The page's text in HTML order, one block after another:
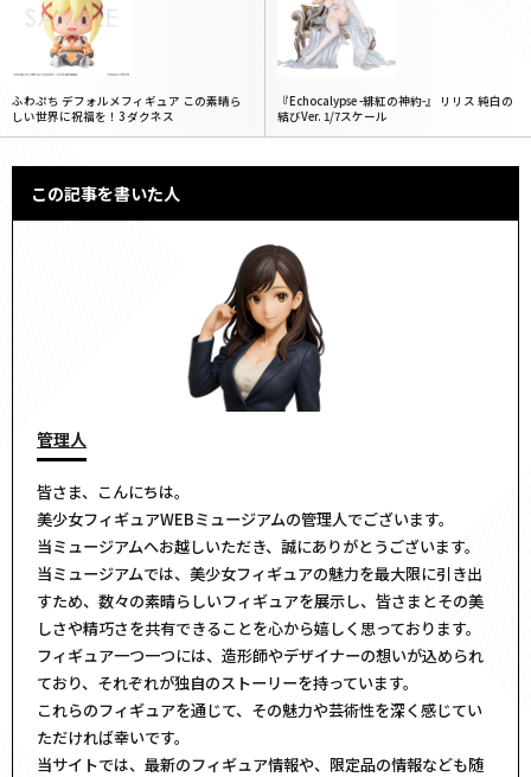
ふわぷち デフォルメフィギュア この素晴ら
しい世界に祝福を！3 ダクネス
『Echocalypse -緋紅の神約-』 リリス 純白の
結びVer. 1/7スケール
この記事を書いた人
管理人
皆さま、こんにちは。
美少女フィギュアWEBミュージアムの管理人でございます。
当ミュージアムへお越しいただき、誠にありがとうございます。
当ミュージアムでは、美少女フィギュアの魅力を最大限に引き出
すため、数々の素晴らしいフィギュアを展示し、皆さまとその美
しさや精巧さを共有できることを心から嬉しく思っております。
フィギュア一つ一つには、造形師やデザイナーの想いが込められ
ており、それぞれが独自のストーリーを持っています。
これらのフィギュアを通じて、その魅力や芸術性を深く感じてい
ただければ幸いです。
当サイトでは、最新のフィギュア情報や、限定品の情報なども随